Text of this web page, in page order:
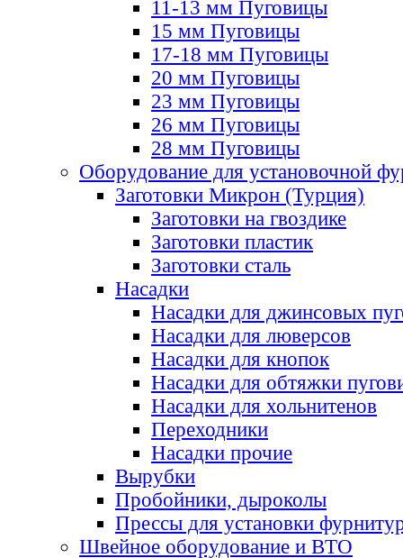
11-13 мм Пуговицы
15 мм Пуговицы
17-18 мм Пуговицы
20 мм Пуговицы
23 мм Пуговицы
26 мм Пуговицы
28 мм Пуговицы
Оборудование для установочной
Заготовки Микрон (Турция)
Заготовки на гвоздике
Заготовки пластик
Заготовки сталь
Насадки
Насадки для джинсовых
Насадки для люверсов
Насадки для кнопок
Насадки для обтяжки
Насадки для хольнитенов
Переходники
Насадки прочие
Вырубки
Пробойники, дыроколы
Прессы для установки
Швейное оборудование и ВТО